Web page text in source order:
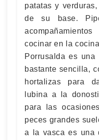
patatas y
de su base.
cocinar en la
Porrusalda es
bastante sencilla,
hortalizas para
lubina a la
para las
peces grandes
a la vasca es una